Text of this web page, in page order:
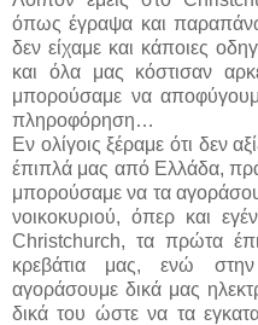
όπως έγραψα και
δεν είχαμε και κάποιες
και όλα μας κόστισαν
μπορούσαμε να
πληροφόρηση…
Εν ολίγοις ξέραμε ότι δεν
έπιπλά μας από Ελλάδα,
μπορούσαμε να τα
νοικοκυριού, όπερ και
Christchurch, τα πρώτα
κρεβάτια μας, ενώ
αγοράσουμε δικά μας
δικά του ώστε να τα